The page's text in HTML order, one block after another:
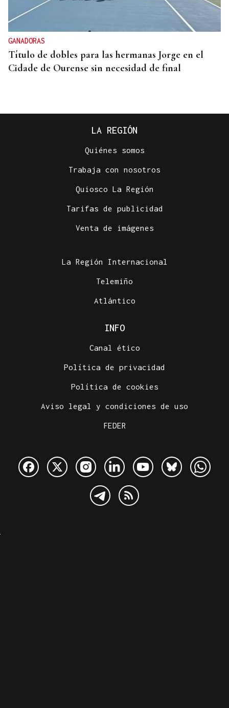
GANADORAS
Título de dobles para las hermanas Jorge en el
Cidade de Ourense sin necesidad de final
España comienza a aplicar controles a los viajeros
LA REGIÓN
Quiénes somos
Trabaja con nosotros
Quiosco La Región
Tarifas de publicidad
Venta de imágenes
La Región Internacional
Telemiño
Atlántico
INFO
Canal ético
Política de privacidad
Política de cookies
Aviso legal y condiciones de uso
FEDER